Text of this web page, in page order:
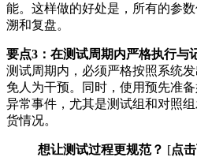
能。这样做的好处是，所有的参
溯和复盘。
要点3：在测试周期内严格执行与
测试周期内，必须严格按照系统
免人为干预。同时，使用预先准
异常事件，尤其是测试组和对照
货情况。
想让测试过程更规范？ [点